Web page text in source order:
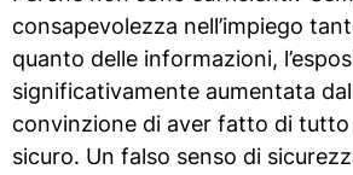
consapevolezza nell’impiego
quanto delle informazioni,
significativamente aumentata
convinzione di aver fatto di tutto
sicuro. Un falso senso di